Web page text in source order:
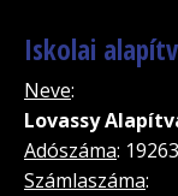
Iskolai
Neve:
Lovassy
Adószáma:
Számlaszáma: